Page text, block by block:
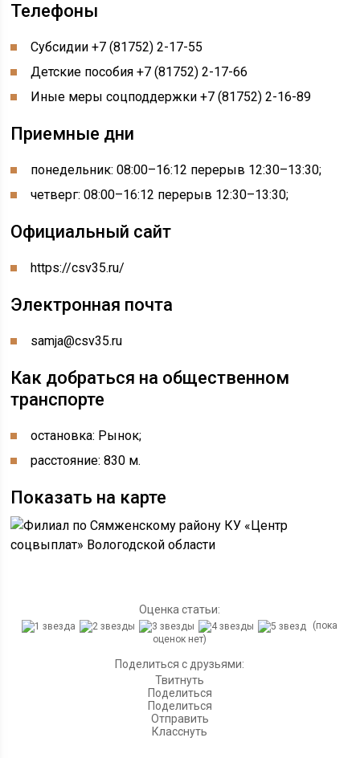
Телефоны
Субсидии+7 (81752) 2-17-55
Детские пособия+7 (81752) 2-17-66
Иные меры соцподдержки+7 (81752) 2-16-89
Приемные дни
понедельник: 08:00–16:12 перерыв 12:30–13:30;
четверг: 08:00–16:12 перерыв 12:30–13:30;
Официальный сайт
https://csv35.ru/
Электронная почта
samja@csv35.ru
Как добраться на общественном
транспорте
остановка: Рынок;
расстояние: 830 м.
Показать на карте
Оценка статьи:
(пока
оценок нет)
Поделиться с друзьями:
Твитнуть
Поделиться
Поделиться
Отправить
Класснуть